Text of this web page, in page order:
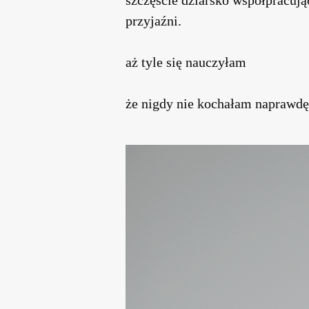
przyjaźni.
aż tyle się nauczyłam
że nigdy nie kochałam